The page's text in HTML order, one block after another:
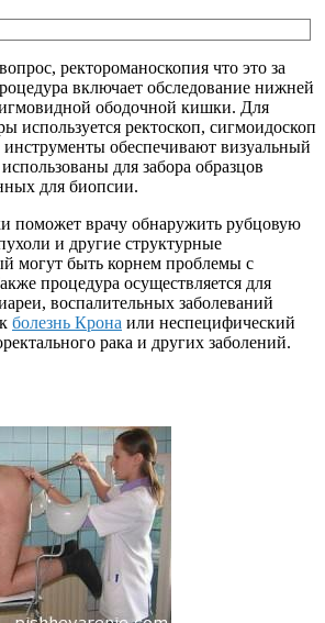
ректороманоскопия что это за
включает обследование нижней
ободочной кишки. Для
используется ректоскоп, сигмоидоскоп
обеспечивают визуальный
для забора образцов
для биопсии.
поможет врачу обнаружить рубцовую
и другие структурные
могут быть корнем проблемы с
процедура осуществляется для
воспалительных заболеваний
болезнь Крона или неспецифический
рака и других заболений.